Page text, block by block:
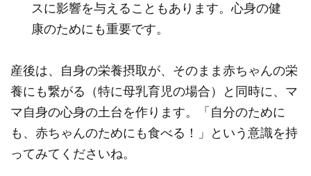
スに影響を与えることもあります。心身の健
康のためにも重要です。
産後は、自身の栄養摂取が、そのまま赤ちゃんの栄
養にも繋がる（特に母乳育児の場合）と同時に、マ
マ自身の心身の土台を作ります。「自分のために
も、赤ちゃんのためにも食べる！」という意識を持
ってみてくださいね。